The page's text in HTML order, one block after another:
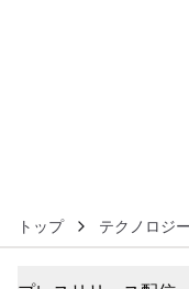
トップ テクノロジ